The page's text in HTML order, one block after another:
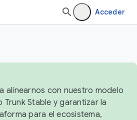
Acceder
alinearnos con nuestro modelo
Stable y garantizar la
para el ecosistema,